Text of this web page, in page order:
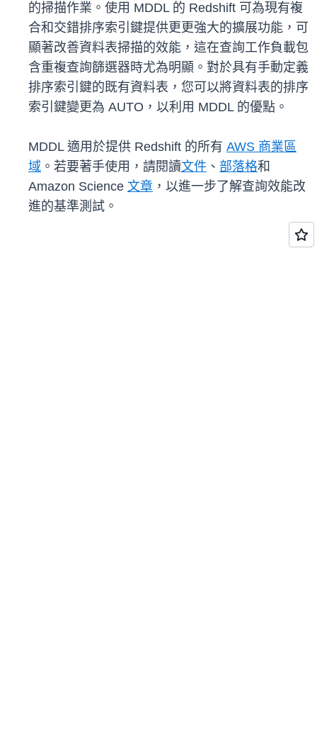
的掃描作業。使用 MDDL 的 Redshift 可為現有複
合和交錯排序索引鍵提供更更強大的擴展功能，可
顯著改善資料表掃描的效能，這在查詢工作負載包
含重複查詢篩選器時尤為明顯。對於具有手動定義
排序索引鍵的既有資料表，您可以將資料表的排序
索引鍵變更為 AUTO，以利用 MDDL 的優點。
MDDL 適用於提供 Redshift 的所有 AWS 商業區
域 。若要著手使用，請閱讀文件 、 部落格和
Amazon Science 文章 ，以進一步了解查詢效能改
進的基準測試。